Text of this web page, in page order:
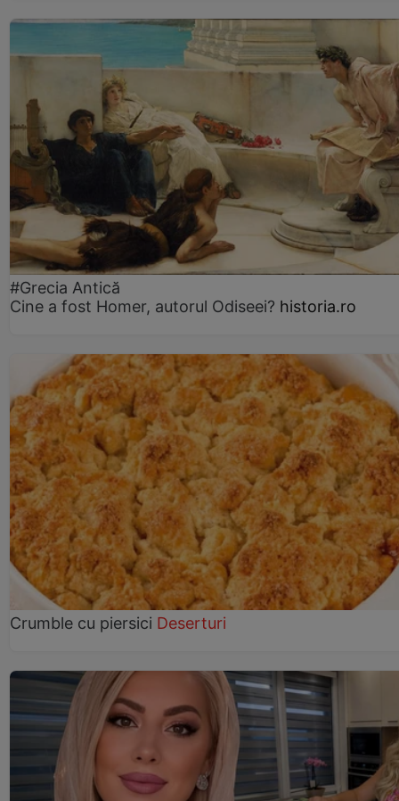
#Grecia Antică
Cine a fost Homer, autorul Odiseei? historia.ro
Crumble cu piersici Deserturi